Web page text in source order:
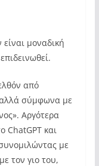
μοναδική
από
σύμφωνα με
Αργότερα
ChatGPT και
με
τον γιο του,